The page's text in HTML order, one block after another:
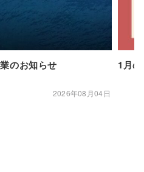
のお知らせ
2026年08月04日
1月